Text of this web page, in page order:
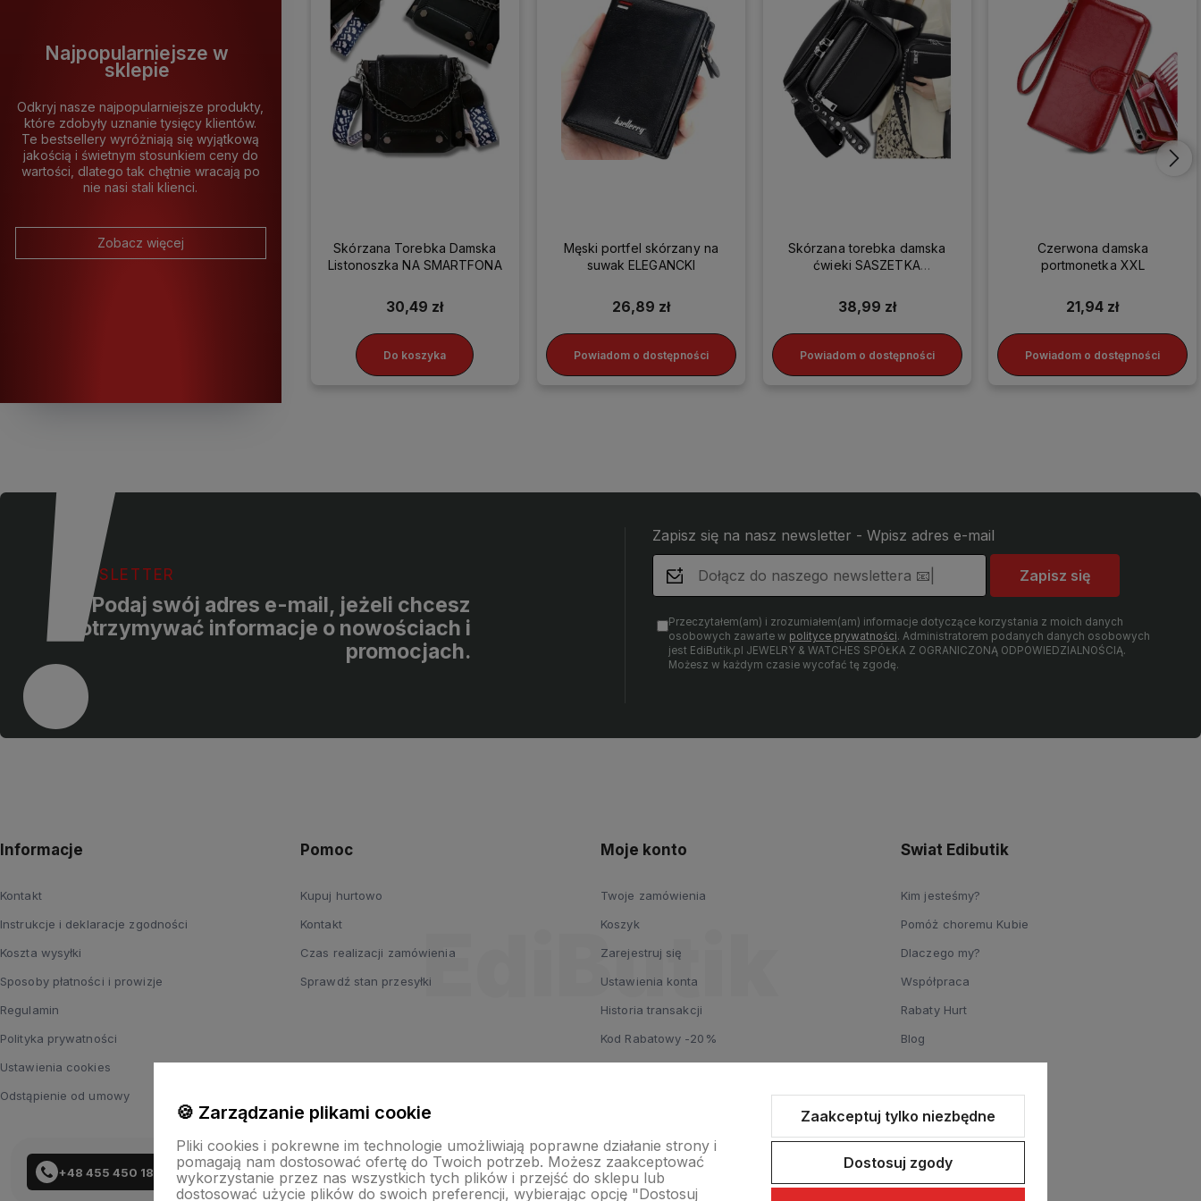
+48 455 450 183
Najpopularniejsze w
sklepie
Odkryj nasze najpopularniejsze produkty,
które zdobyły uznanie tysięcy klientów.
Te bestsellery wyróżniają się wyjątkową
jakością i świetnym stosunkiem ceny do
wartości, dlatego tak chętnie wracają po
nie nasi stali klienci.
Zobacz więcej
Skórzana Torebka Damska
Listonoszka NA SMARTFONA
30,49 zł
Do koszyka
Męski portfel skórzany na
suwak ELEGANCKI
26,89 zł
Powiadom o dostępności
Skórzana torebka damska
ćwieki SASZETKA
38,99 zł
Powiadom o dostępności
Czerwona damska
portmonetka XXL
21,94 zł
Powiadom o dostępności
NEWSLETTER
Podaj swój adres e-mail, jeżeli chcesz
otrzymywać informacje o nowościach i
promocjach.
Zapisz się na nasz newsletter - Wpisz adres e-mail
Zapisz się
Przeczytałem(am) i zrozumiałem(am) informacje dotyczące korzystania z moich danych
osobowych zawarte w polityce prywatności. Administratorem podanych danych osobowych
jest EdiButik.pl JEWELRY & WATCHES SPÓŁKA Z OGRANICZONĄ ODPOWIEDZIALNOŚCIĄ.
Możesz w każdym czasie wycofać tę zgodę.
Informacje
Kontakt
Instrukcje i deklaracje zgodności
Koszta wysyłki
Sposoby płatności i prowizje
Regulamin
Polityka prywatności
Ustawienia cookies
Odstąpienie od umowy
Pomoc
Kupuj hurtowo
Kontakt
Czas realizacji zamówienia
Sprawdź stan przesyłki
Moje konto
Twoje zamówienia
Koszyk
Zarejestruj się
Ustawienia konta
Historia transakcji
Kod Rabatowy -20%
Swiat Edibutik
Kim jesteśmy?
Pomóż choremu Kubie
Dlaczego my?
Współpraca
Rabaty Hurt
Blog
🍪 Zarządzanie plikami cookie
Pliki cookies i pokrewne im technologie umożliwiają poprawne działanie strony i
pomagają nam dostosować ofertę do Twoich potrzeb. Możesz zaakceptować
wykorzystanie przez nas wszystkich tych plików i przejść do sklepu lub
dostosować użycie plików do swoich preferencji, wybierając opcję "Dostosuj
Zaakceptuj tylko niezbędne
Dostosuj zgody